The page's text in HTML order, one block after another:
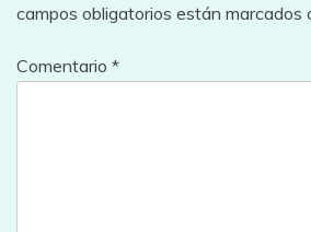
campos obligatorios están marcados
Comentario *